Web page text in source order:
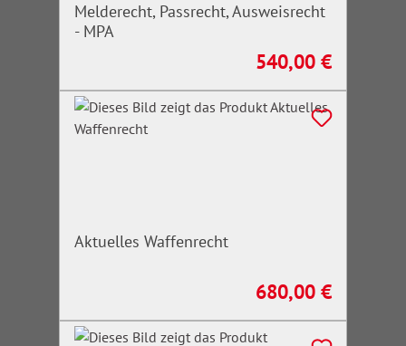
Melderecht, Passrecht, Ausweisrecht
- MPA
Regulärer Preis:
540,00 €
Aktuelles Waffenrecht
Regulärer Preis:
680,00 €